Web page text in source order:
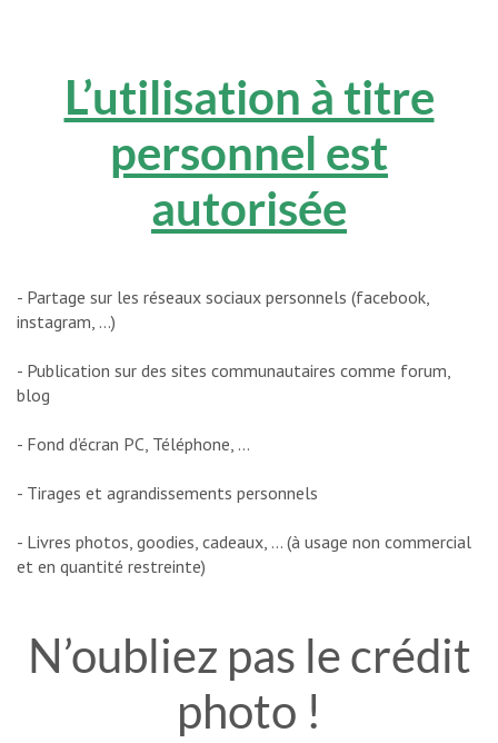
L’utilisation à titre
personnel est
autorisée
- Partage sur les réseaux sociaux personnels (facebook,
instagram, …)
- Publication sur des sites communautaires comme forum,
blog
- Fond d’écran PC, Téléphone, …
- Tirages et agrandissements personnels
- Livres photos, goodies, cadeaux, … (à usage non commercial
et en quantité restreinte)
N’oubliez pas le crédit
photo !